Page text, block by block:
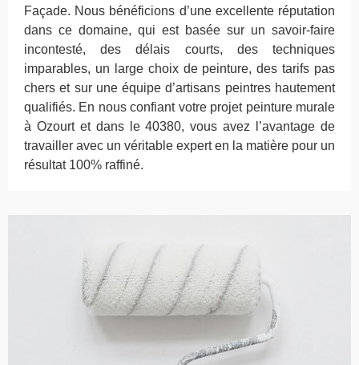
Façade. Nous bénéficions d’une excellente réputation
dans ce domaine, qui est basée sur un savoir-faire
incontesté, des délais courts, des techniques
imparables, un large choix de peinture, des tarifs pas
chers et sur une équipe d’artisans peintres hautement
qualifiés. En nous confiant votre projet peinture murale
à Ozourt et dans le 40380, vous avez l’avantage de
travailler avec un véritable expert en la matière pour un
résultat 100% raffiné.